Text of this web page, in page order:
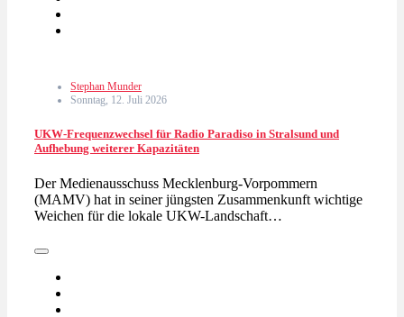
Stephan Munder
Sonntag, 12. Juli 2026
UKW-Frequenzwechsel für Radio Paradiso in Stralsund und
Aufhebung weiterer Kapazitäten
Der Medienausschuss Mecklenburg-Vorpommern
(MAMV) hat in seiner jüngsten Zusammenkunft wichtige
Weichen für die lokale UKW-Landschaft…